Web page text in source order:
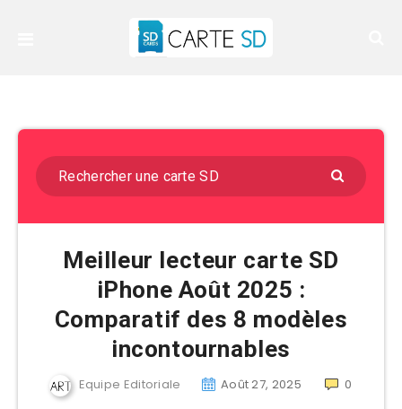
Meilleur lecteur carte SD
iPhone Août 2025 :
Comparatif des 8 modèles
incontournables
Equipe Editoriale Août 27, 2025 0